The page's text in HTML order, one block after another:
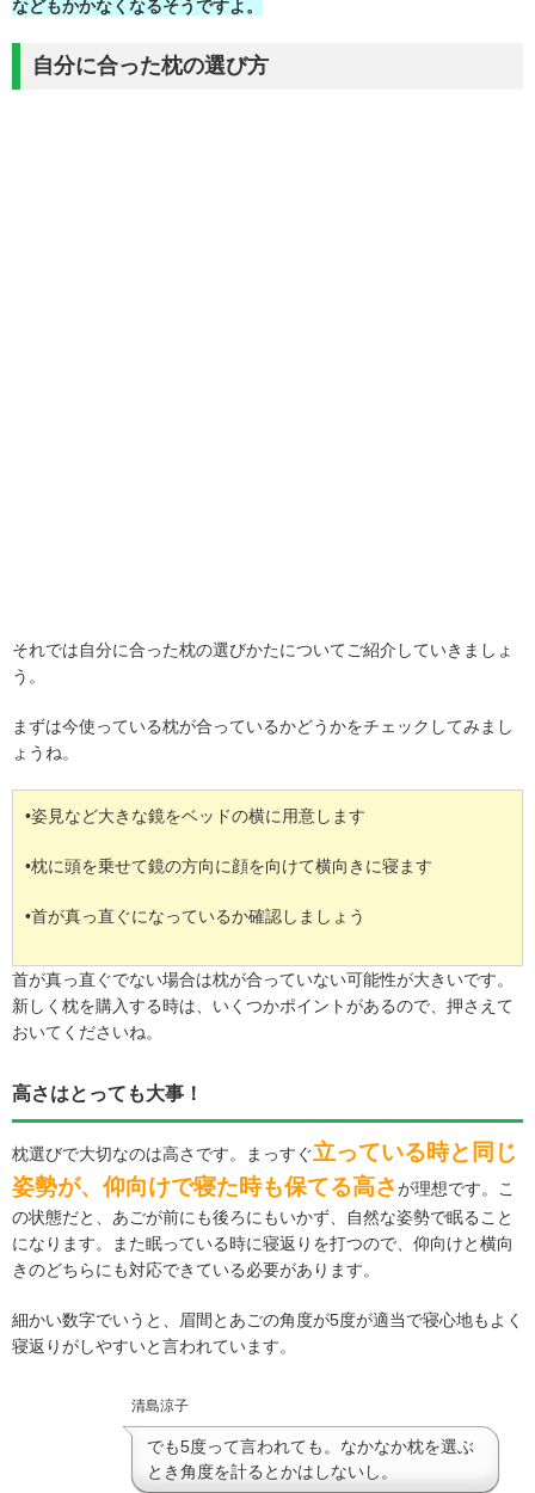
などもかかなくなるそうですよ。
自分に合った枕の選び方
それでは自分に合った枕の選びかたについてご紹介していきましょ
う。
まずは今使っている枕が合っているかどうかをチェックしてみまし
ょうね。
•姿見など大きな鏡をベッドの横に用意します
•枕に頭を乗せて鏡の方向に顔を向けて横向きに寝ます
•首が真っ直ぐになっているか確認しましょう
首が真っ直ぐでない場合は枕が合っていない可能性が大きいです。
新しく枕を購入する時は、いくつかポイントがあるので、押さえて
おいてくださいね。
高さはとっても大事！
枕選びで大切なのは高さです。まっすぐ立っている時と同じ
姿勢が、仰向けで寝た時も保てる高さが理想です。こ
の状態だと、あごが前にも後ろにもいかず、自然な姿勢で眠ること
になります。また眠っている時に寝返りを打つので、仰向けと横向
きのどちらにも対応できている必要があります。
細かい数字でいうと、眉間とあごの角度が5度が適当で寝心地もよく
寝返りがしやすいと言われています。
清島涼子
でも5度って言われても。なかなか枕を選ぶ
とき角度を計るとかはしないし。